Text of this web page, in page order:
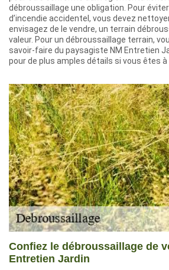
débroussaillage une obligation. Pour
d’incendie accidentel, vous devez
envisagez de le vendre, un terrain
valeur. Pour un débroussaillage terrain,
savoir-faire du paysagiste NM Entretien
pour de plus amples détails si vous êtes à
Confiez le débroussaillage de
Entretien Jardin